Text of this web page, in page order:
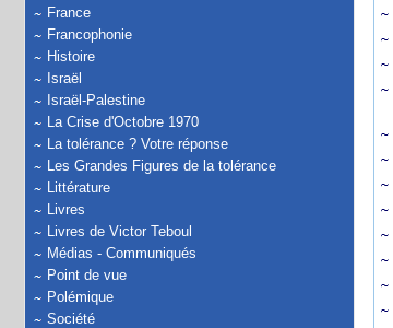
France
Francophonie
Histoire
Israël
Israël-Palestine
La Crise d'Octobre 1970
La tolérance ? Votre réponse
Les Grandes Figures de la tolérance
Littérature
Livres
Livres de Victor Teboul
Médias - Communiqués
Point de vue
Polémique
Société